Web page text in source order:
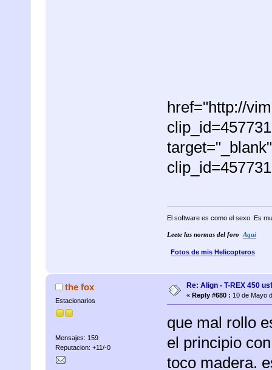
href="http://
El software es como el sexo: Es
Leete las normas del foro Aqui
Fotos de mis Helicopteros
the fox
Estacionarios
Mensajes: 159
Reputacion: +11/-0
Re: Align - T-REX 450
« Reply #680 : 10 de Mayo
que mal rollo
el principio
toco madera.